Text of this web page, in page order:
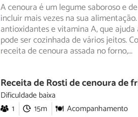
A cenoura é um legume saboroso e
incluir mais vezes na sua
antioxidantese vitamina A, que
pode ser cozinhada de vários jeitos.
receita de cenoura assada no forno,...
Receita de Rosti de cenoura de
Dificuldade baixa
1
15m Acompanhamento